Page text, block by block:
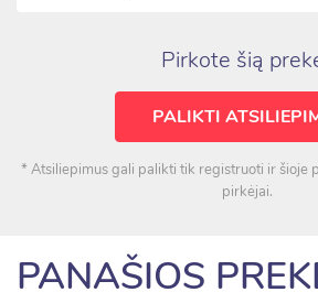
Pirkote šią
PALIKTI
* Atsiliepimus gali palikti tik registruoti ir šioje
pirkėjai.
PANAŠIOS